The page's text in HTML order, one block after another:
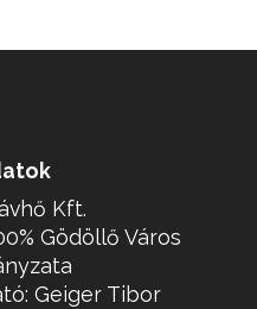
Kft.
Gödöllő Város
Geiger Tibor